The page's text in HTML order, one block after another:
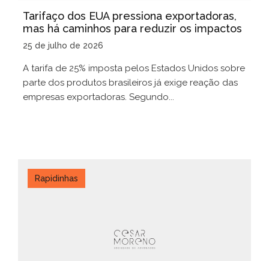
Tarifaço dos EUA pressiona exportadoras,
mas há caminhos para reduzir os impactos
25 de julho de 2026
A tarifa de 25% imposta pelos Estados Unidos sobre
parte dos produtos brasileiros já exige reação das
empresas exportadoras. Segundo...
Rapidinhas